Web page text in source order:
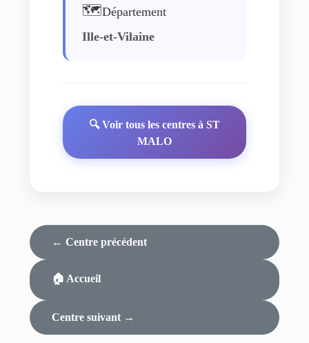
🗺️Département
Ille-et-Vilaine
🔍 Voir tous les centres à ST
MALO
← Centre précédent
🏠 Accueil
Centre suivant →